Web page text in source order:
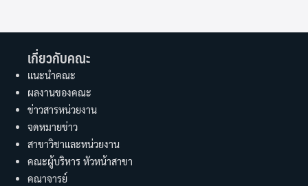
เกี่ยวกับคณะ
แนะนำคณะ
ผลงานของคณะ
ข่าวสารหน่วยงาน
จดหมายข่าว
สาขาวิชาและหน่วยงาน
คณะผู้บริหาร หัวหน้าสาขา
คณาจารย์